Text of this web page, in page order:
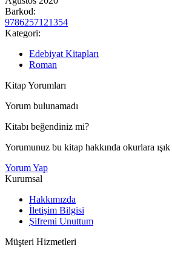
Barkod:
9786257121354
Kategori:
Edebiyat Kitapları
Roman
Kitap Yorumları
Yorum bulunamadı
Kitabı beğendiniz mi?
Yorumunuz bu kitap hakkında okurlara
Yorum Yap
Kurumsal
Hakkımızda
İletişim Bilgisi
Şifremi Unuttum
Müşteri Hizmetleri